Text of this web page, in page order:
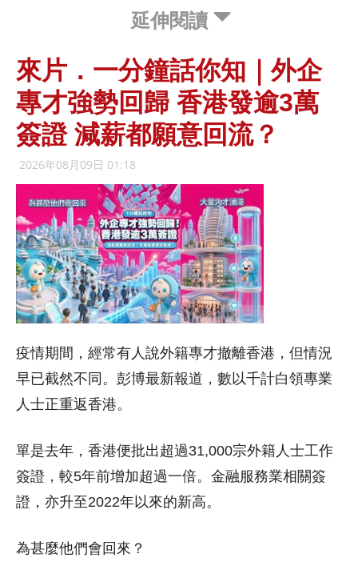
延伸閱讀
來片．一分鐘話你知｜外企
專才強勢回歸 香港發逾3萬
簽證 減薪都願意回流？
2026年08月09日 01:18
疫情期間，經常有人說外籍專才撤離香港，但情況
早已截然不同。彭博最新報道，數以千計白領專業
人士正重返香港。
單是去年，香港便批出超過31,000宗外籍人士工作
簽證，較5年前增加超過一倍。金融服務業相關簽
證，亦升至2022年以來的新高。
為甚麼他們會回來？